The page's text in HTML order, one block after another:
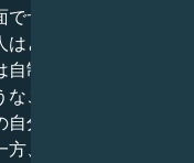
サービス精神旺盛
とても現実的で断
制心と野心の場所
ことが起こるので
分の目標は、そこ
、計画的であると